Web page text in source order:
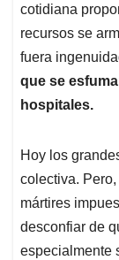
cotidiana
recursos se
fuera
que se
hospitales.
Hoy los
colectiva.
mártires
desconfiar de
especialmente